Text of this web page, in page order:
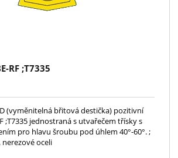
RF ;T7335
(vyměnitelná břitová destička) pozitivní
;T7335 jednostraná s utvařečem třísky s
pro hlavu šroubu pod úhlem 40°-60°. ;
oceli